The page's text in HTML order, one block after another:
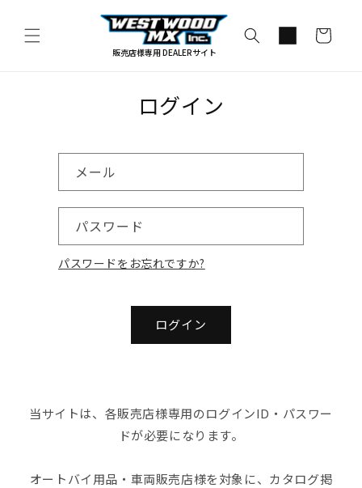
進む
販売店様専用 DEALERサイト
ー
ログイン
メール
パスワード
パスワードをお忘れですか?
ログイン
当サイトは、各販売店様専用のログインID・パスワー
ドが必要になります。
オートバイ用品・車両販売店様を対象に、カタログ掲